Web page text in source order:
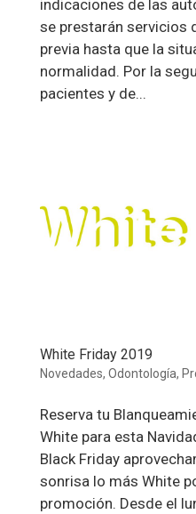
indicaciones de las
se prestarán servicios
previa hasta que la
normalidad. Por la
pacientes y de...
White Friday 2019
Novedades, Odontología,
Reserva tu
White para esta
Black Friday
sonrisa lo más White
promoción. Desde el